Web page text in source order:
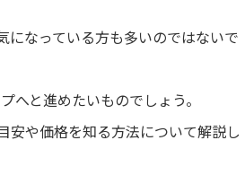
なっている方も多いのではないで
と進めたいものでしょう。
安や価格を知る方法について解説し